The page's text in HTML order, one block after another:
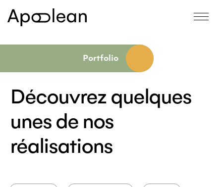
Portfolio
Découvrez quelques
unes de nos
réalisations